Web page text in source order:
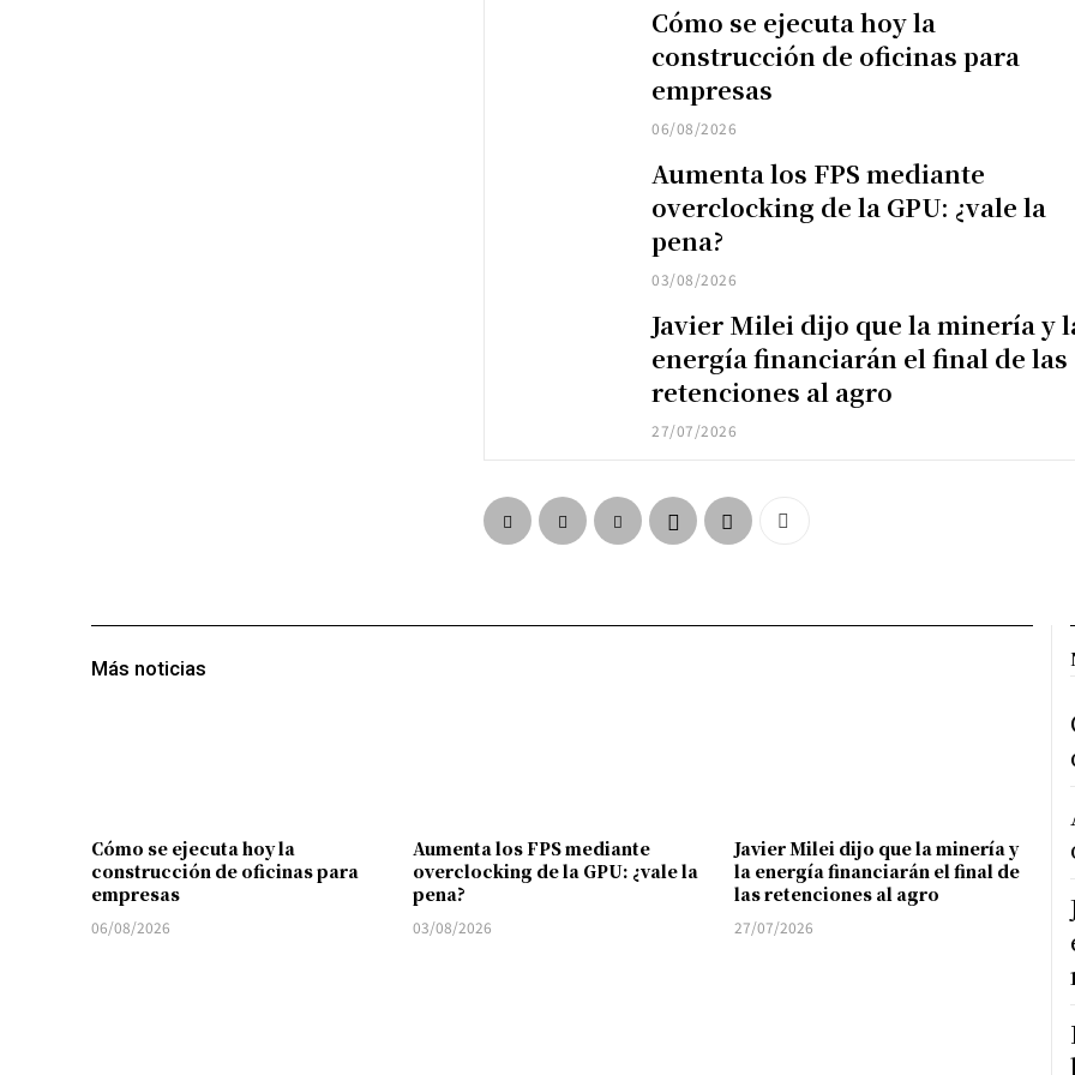
Cómo se ejecuta hoy la
construcción de oficinas para
empresas
06/08/2026
Aumenta los FPS mediante
overclocking de la GPU: ¿vale la
pena?
03/08/2026
Javier Milei dijo que la minería y
energía financiarán el final de las
retenciones al agro
27/07/2026
Más noticias
Cómo se ejecuta hoy la
construcción de oficinas para
empresas
06/08/2026
Aumenta los FPS mediante
overclocking de la GPU: ¿vale la
pena?
03/08/2026
Javier Milei dijo que la minería y
la energía financiarán el final de
las retenciones al agro
27/07/2026